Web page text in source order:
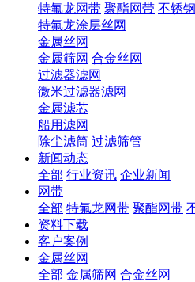
特氟龙网带 聚酯网带 不锈
特氟龙涂层丝网
金属丝网
金属筛网 合金丝网
过滤器滤网
微米过滤器滤网
金属滤芯
船用滤网
除尘滤筒 过滤筛管
新闻动态
全部 行业资讯 企业新闻
网带
全部 特氟龙网带 聚酯网带
资料下载
客户案例
金属丝网
全部 金属筛网 合金丝网